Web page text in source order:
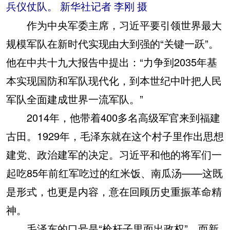
兵仪仗队。 新华社记者 李刚 摄
作为中央军委主席，习近平要引领世界最大
规模军队在新时代实现由大到强的“关键一跃”。
他在中共十九大报告中提出：“力争到2035年基
本实现国防和军队现代化，到本世纪中叶把人民
军队全面建成世界一流军队。”
2014年，他带着400多名高级军官来到福建
古田。1929年，毛泽东就在这个村子里作出思想
建党、政治建军的决定。习近平和他的将军们一
起吃85年前红军吃过的红米饭、南瓜汤——这既
是形式，也更是内容，意在回顾历史重振革命精
神。